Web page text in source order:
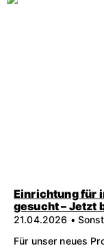
Einrichtung für
gesucht – Jetzt
21.04.2026 •
Für unser neues